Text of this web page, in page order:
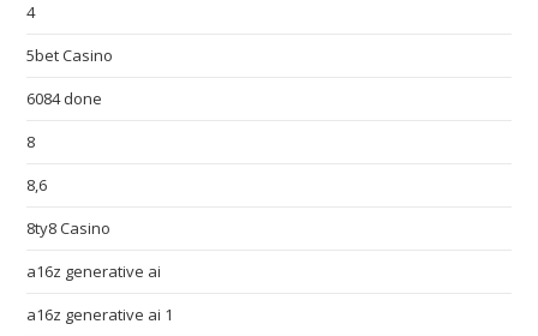
4
5bet Casino
6084 done
8
8,6
8ty8 Casino
a16z generative ai
a16z generative ai 1